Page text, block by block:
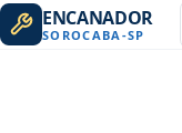
ENCANADOR
SOROCABA -SP